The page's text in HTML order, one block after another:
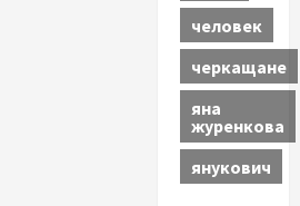
человек
черкащане
яна
журенкова
янукович